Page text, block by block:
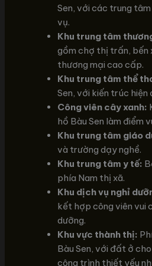
Sen, với các trung
vụ.
Khu trung tâm
gồm chợ thị trấn, bến
thương mại cao cấp.
Khu trung tâm thể
Sen, với kiến trúc hiện
Công viên cây xanh:
hồ Bàu Sen làm điểm
Khu trung tâm giáo
và trường dạy nghề.
Khu trung tâm y tế:
phía Nam thị xã.
Khu dịch vụ nghỉ
kết hợp công viên vui
dưỡng.
Khu vực thành thị:
Bàu Sen, với đất ở
công trình thiết yếu